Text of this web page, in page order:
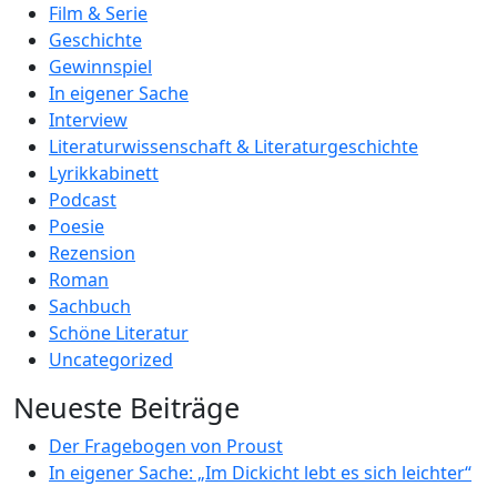
Film & Serie
Geschichte
Gewinnspiel
In eigener Sache
Interview
Literaturwissenschaft & Literaturgeschichte
Lyrikkabinett
Podcast
Poesie
Rezension
Roman
Sachbuch
Schöne Literatur
Uncategorized
Neueste Beiträge
Der Fragebogen von Proust
In eigener Sache: „Im Dickicht lebt es sich leichter“